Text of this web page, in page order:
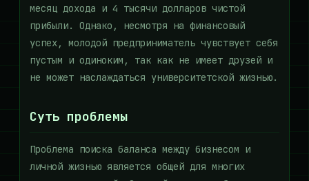
месяц дохода и 4 тысячи долларов чистой
прибыли. Однако, несмотря на финансовый
успех, молодой предприниматель чувствует себя
пустым и одиноким, так как не имеет друзей и
не может наслаждаться университетской жизнью.
Суть проблемы
Проблема поиска баланса между бизнесом и
личной жизнью является общей для многих